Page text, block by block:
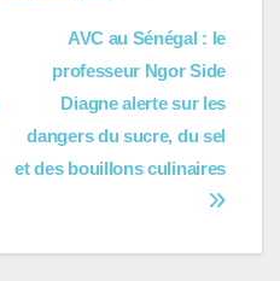
AVC au Sénégal : le
professeur Ngor Side
Diagne alerte sur les
dangers du sucre, du sel
et des bouillons culinaires